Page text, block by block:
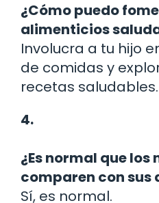
¿Cómo puedo
alimenticios
Involucra a tu hijo
de comidas y
recetas saludables.
4.
¿Es normal que los
comparen con sus
Sí, es normal.